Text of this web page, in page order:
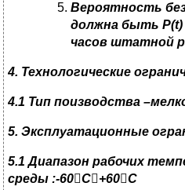
Вероятность
должна быть Р(t)
часов штатной
4. Технологические
4.1 Тип поизводства
5. Эксплуатационные
5.1Диапазон рабочих
среды :-60C+60C